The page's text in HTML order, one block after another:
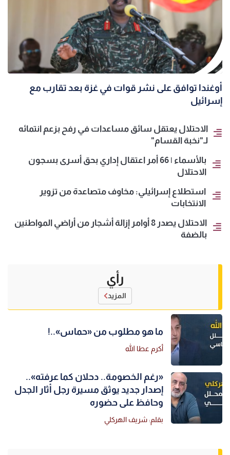
أوغندا توافق على نشر قوات في غزة بعد تقارب مع
إسرائيل
الاحتلال يعتقل سائق مساعدات في رفح بزعم انتمائه
لـ"نخبة القسام"
بالأسماء | 66 أمر اعتقال إداري بحق أسرى بسجون
الاحتلال
استطلاع إسرائيلي: مخاوف متصاعدة من تزوير
الانتخابات
الاحتلال يصدر 8 أوامر إزالة أشجار من أراضي المواطنين
بالضفة
رأي
المزيد
ما هو مطلوب من «حماس»..!
أكرم عطا الله
«رغم الخصومة.. دحلان كما عرفته»..
إصدار جديد يوثق مسيرة رجل أثار الجدل
وحافظ على حضوره
بقلم: شريف الهركلي